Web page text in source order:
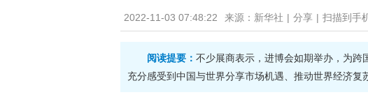
2022-11-03 07:48:22 来源：新华社 | 分享 | 扫描到手
阅读提要： 不少展商表示，进博会如期举办，为跨
充分感受到中国与世界分享市场机遇、推动世界经济复